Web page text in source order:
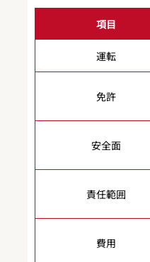
項目
運転
免許
安全面
責任範囲
費用